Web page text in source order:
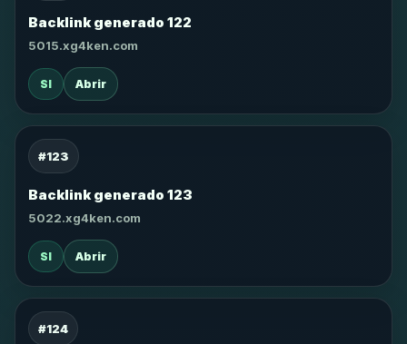
Backlink generado 122
5015.xg4ken.com
SI Abrir
#123
Backlink generado 123
5022.xg4ken.com
SI Abrir
#124